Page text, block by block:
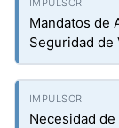
Mandatos de
Seguridad de
Necesidad